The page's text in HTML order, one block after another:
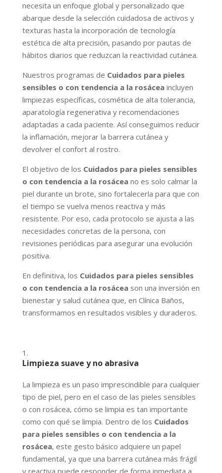
necesita un enfoque global y personalizado que
abarque desde la selección cuidadosa de activos y
texturas hasta la incorporación de tecnología
estética de alta precisión, pasando por pautas de
hábitos diarios que reduzcan la reactividad cutánea.
Nuestros programas de Cuidados para pieles
sensibles o con tendencia a la rosáceaincluyen
limpiezas específicas, cosmética de alta tolerancia,
aparatología regenerativa y recomendaciones
adaptadas a cada paciente. Así conseguimos reducir
la inflamación, mejorar la barrera cutánea y
devolver el confort al rostro.
El objetivo de los Cuidados para pieles sensibles
o con tendencia a la rosáceano es solo calmar la
piel durante un brote, sino fortalecerla para que con
el tiempo se vuelva menos reactiva y más
resistente. Por eso, cada protocolo se ajusta a las
necesidades concretas de la persona, con
revisiones periódicas para asegurar una evolución
positiva.
En definitiva, los Cuidados para pieles sensibles
o con tendencia a la rosáceason una inversión en
bienestar y salud cutánea que, en Clínica Baños,
transformamos en resultados visibles y duraderos.
Limpieza suave y no abrasiva
La limpieza es un paso imprescindible para cualquier
tipo de piel, pero en el caso de las pieles sensibles
o con rosácea, cómo se limpia es tan importante
como con qué se limpia. Dentro de los Cuidados
para pieles sensibles o con tendencia a la
rosácea, este gesto básico adquiere un papel
fundamental, ya que una barrera cutánea más frágil
y reactiva puede responder de forma inmediata a